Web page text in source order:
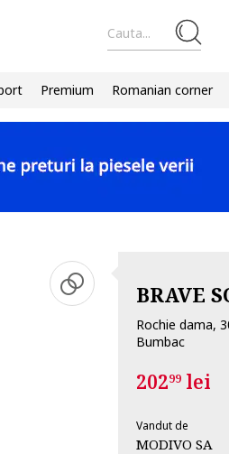
Cauta...
Premium Romanian corner
BRAVE
Rochie dama,
Bumbac
20299lei
Vandut de
MODIVO SA